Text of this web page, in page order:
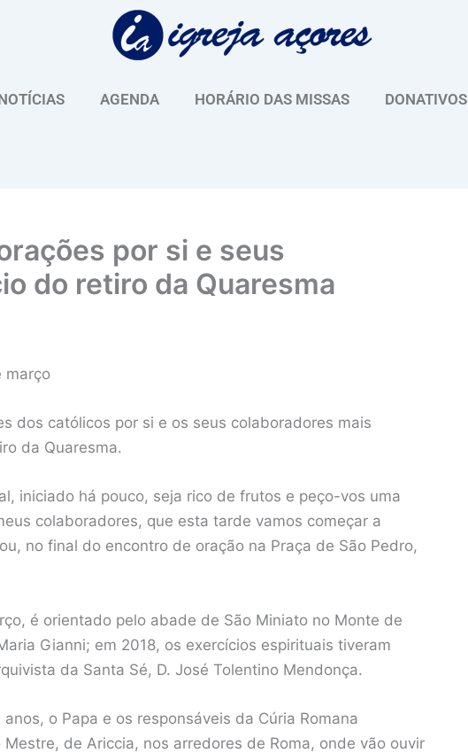
AGENDA HORÁRIO DAS MISSAS DONATIVOS
por si e seus
do retiro da Quaresma
março
dos católicos por si e os seus colaboradores mais
da Quaresma.
iniciado há pouco, seja rico de frutos e peço-vos uma
colaboradores, que esta tarde vamos começar a
no final do encontro de oração na Praça de São Pedro,
é orientado pelo abade de São Miniato no Monte de
Gianni; em 2018, os exercícios espirituais tiveram
da Santa Sé, D. José Tolentino Mendonça.
o Papa e os responsáveis da Cúria Romana
de Ariccia, nos arredores de Roma, onde vão ouvir